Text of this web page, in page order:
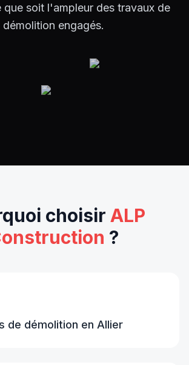
que soit l'ampleur des travaux de
démolition engagés.
choisir ALP
?
de démolition en Allier